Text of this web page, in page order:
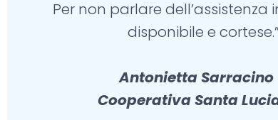
Per non parlare dell’assistenza
disponibile e cortese.”
Antonietta Sarracino
Cooperativa Santa